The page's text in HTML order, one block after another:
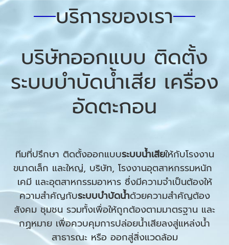
บริการของเรา
บริษัทออกแบบ ติดตั้ง
ระบบบำบัดน้ำเสีย เครื่อง
อัดตะกอน
ทีมที่ปรึกษา ติดตั้งออกแบบระบบน้ำเสียให้กับโรงงาน
ขนาดเล็ก และใหญ่, บริษัท, โรงงานอุตสาหกรรมหนัก
เคมี และอุตสาหกรรมอาหาร ซึ่งมีความจำเป็นต้องให้
ความสำคัญกับระบบบำบัดน้ำด้วยความสำคัญต้อง
สังคม ชุมชน รวมทั้งเพื่อให้ถูกต้องตามมาตรฐาน และ
กฏหมาย เพื่อควบคุมการปล่อยน้ำเสียลงสู่แหล่งน้ำ
สาธารณะ หรือ ออกสู่สิ่งแวดล้อม